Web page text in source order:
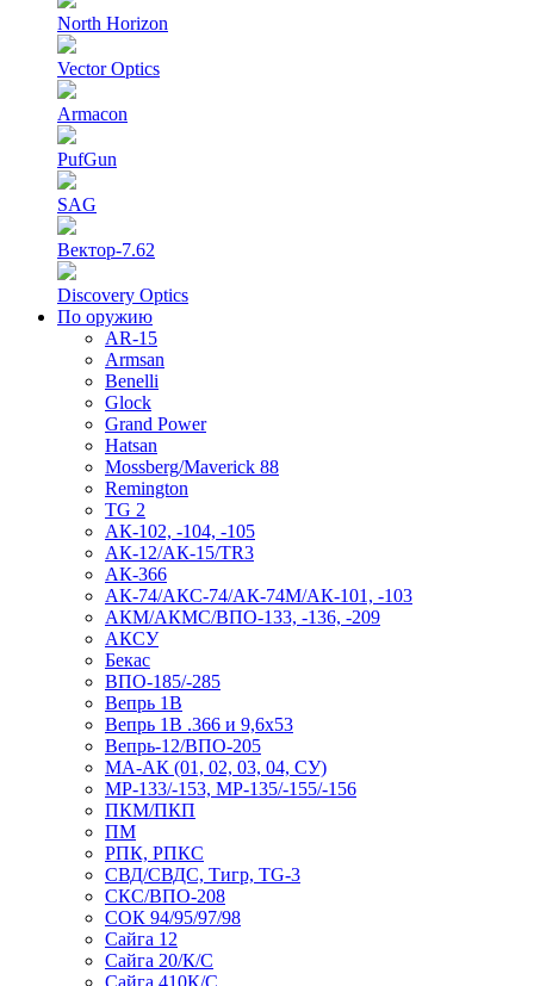
North Horizon
Vector Optics
Armacon
PufGun
SAG
Вектор-7.62
Discovery Optics
По оружию
AR-15
Armsan
Benelli
Glock
Grand Power
Hatsan
Mossberg/Maverick 88
Remington
TG 2
АК-102, -104, -105
АК-12/АК-15/TR3
АК-366
АК-74/АКС-74/АК-74М/АК-101, -103
АКМ/АКМС/ВПО-133, -136, -209
АКСУ
Бекас
ВПО-185/-285
Вепрь 1В
Вепрь 1В .366 и 9,6х53
Вепрь-12/ВПО-205
МА-АК (01, 02, 03, 04, СУ)
МР-133/-153, МР-135/-155/-156
ПКМ/ПКП
ПМ
РПК, РПКС
СВД/СВДС, Тигр, TG-3
СКС/ВПО-208
СОК 94/95/97/98
Сайга 12
Сайга 20/К/С